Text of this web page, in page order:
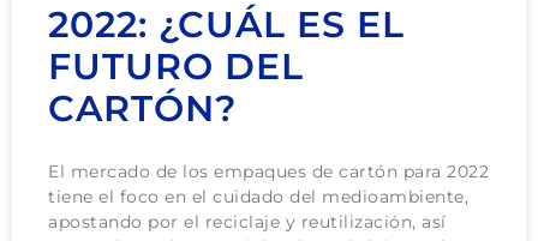
2022: ¿CUÁL ES EL
FUTURO DEL
CARTÓN?
El mercado de los empaques de cartón para 2022
tiene el foco en el cuidado del medioambiente,
apostando por el reciclaje y reutilización, así